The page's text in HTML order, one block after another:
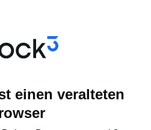
einen veralteten